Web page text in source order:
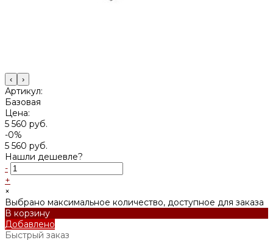
‹ ›
Артикул:
Базовая
Цена:
5 560 руб.
-0%
5 560 руб.
Нашли дешевле?
-
+
×
Выбрано максимальное количество, доступное для заказа
В корзину
Добавлено
Быстрый заказ